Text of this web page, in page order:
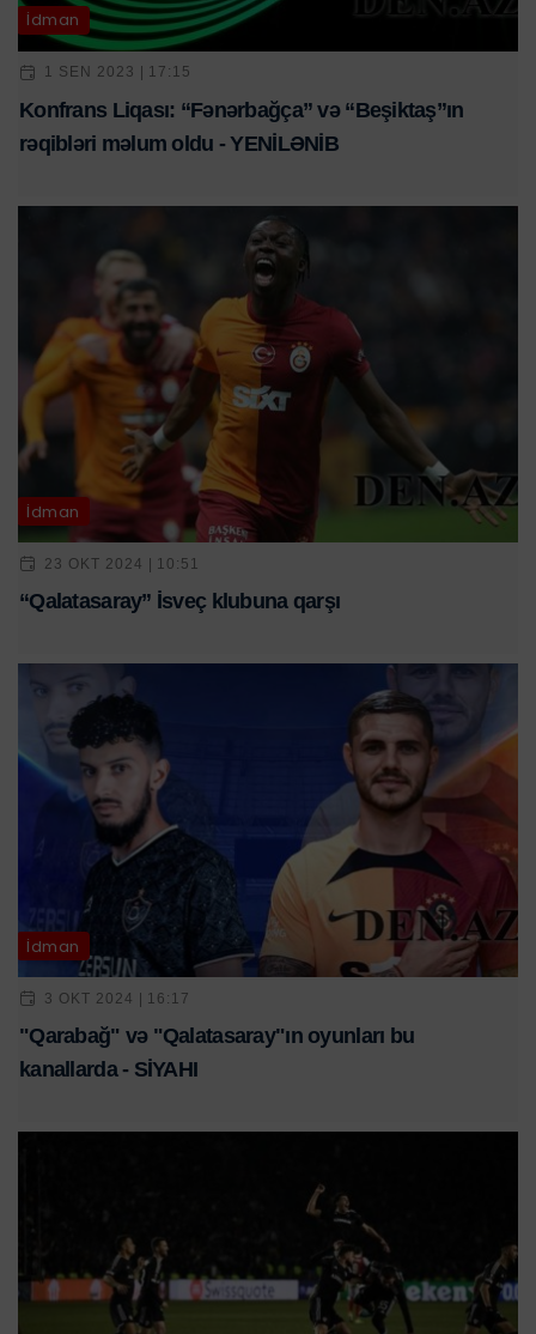
İdman
1 SEN 2023 | 17:15
Konfrans Liqası: “Fənərbağça” və “Beşiktaş”ın
rəqibləri məlum oldu - YENİLƏNİB
İdman
23 OKT 2024 | 10:51
“Qalatasaray” İsveç klubuna qarşı
İdman
3 OKT 2024 | 16:17
"Qarabağ" və "Qalatasaray"ın oyunları bu
kanallarda - SİYAHI